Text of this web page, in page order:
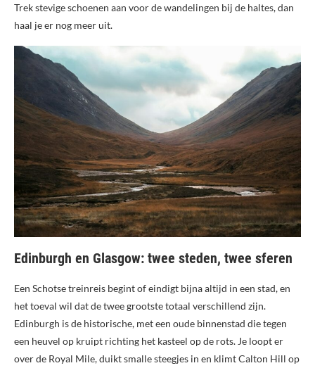
Trek stevige schoenen aan voor de wandelingen bij de haltes, dan
haal je er nog meer uit.
Edinburgh en Glasgow: twee steden, twee sferen
Een Schotse treinreis begint of eindigt bijna altijd in een stad, en
het toeval wil dat de twee grootste totaal verschillend zijn.
Edinburgh is de historische, met een oude binnenstad die tegen
een heuvel op kruipt richting het kasteel op de rots. Je loopt er
over de Royal Mile, duikt smalle steegjes in en klimt Calton Hill op